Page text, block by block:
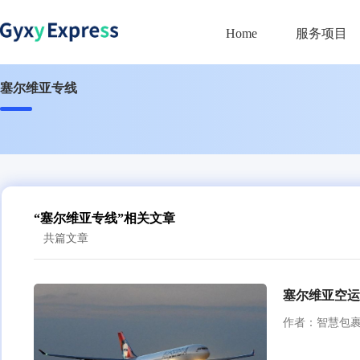
Home 服务项目
塞尔维亚专线
“塞尔维亚专线”相关文章
共篇文章
塞尔维亚空
作者：智慧包